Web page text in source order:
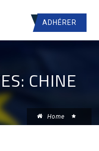
ADHÉRER
CHINE
Home